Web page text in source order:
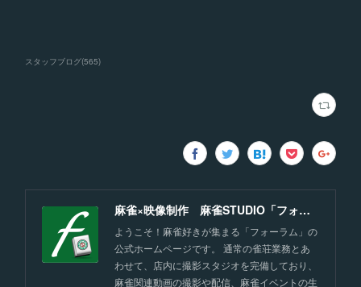
スタッフブログ(565)
麻雀×映像制作 麻雀STUDIO「フォーラム」福岡
ようこそ！麻雀好きが集まる「フォーラム」の
公式ホームページです。 通常の雀荘業務とあ
わせて、店内に撮影スタジオを完備しており、
麻雀関連動画の撮影や配信、麻雀イベントの生